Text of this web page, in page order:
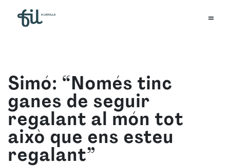
Simó: “Només tinc
ganes de seguir
regalant al món tot
això que ens esteu
regalant”